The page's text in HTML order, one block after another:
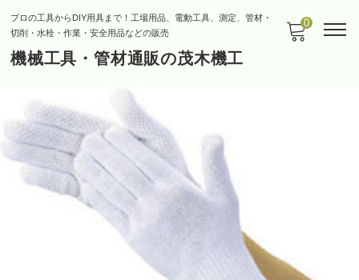
プロの工具からDIY用具まで！工場用品、電動工具、測定、管材・
切削・水栓・作業・安全用品などの販売
機械工具・管材通販の茂木機工
0